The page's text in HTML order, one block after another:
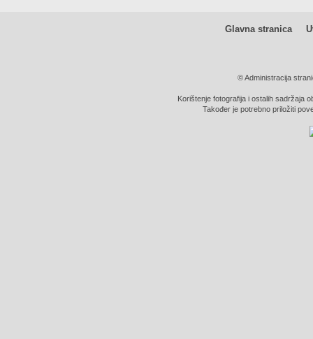
Glavna stranica
© Administracija
Korištenje fotografija i ostalih sadržaja
Također je potrebno priložiti